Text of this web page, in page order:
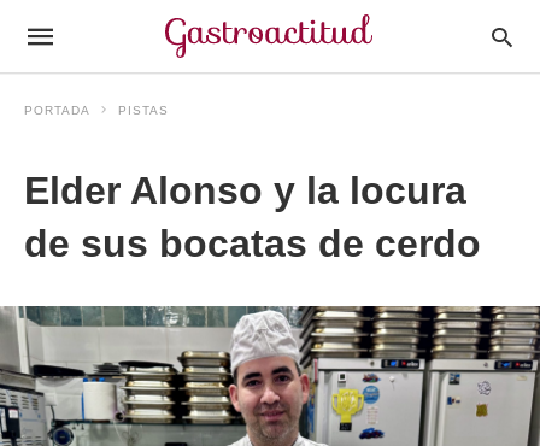
PORTADA PISTAS
Elder Alonso y la locura
de sus bocatas de cerdo